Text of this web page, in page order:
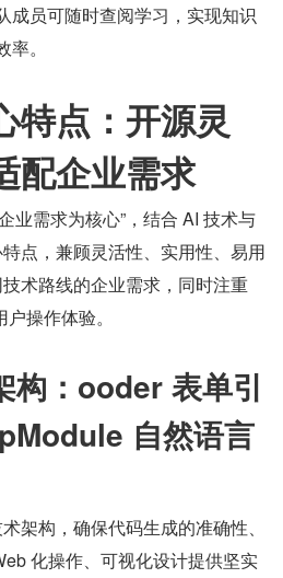
成员可随时查阅学习，实现知识
。
特点：开源灵
配企业需求
业需求为核心”，结合 AI 技术与
点，兼顾灵活性、实用性、易用
术路线的企业需求，同时注重
操作体验。
构：ooder 表单引
自然语言
架构，确保代码生成的准确性、
化操作、可视化设计提供坚实